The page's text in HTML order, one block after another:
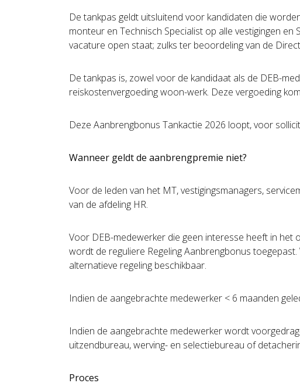
De tankpas geldt uitsluitend voor kandidaten die
monteur en Technisch Specialist op alle vestigingen en
vacature open staat; zulks ter beoordeling van de
De tankpas is, zowel voor de kandidaat als de DEB-
reiskostenvergoeding woon-werk. Deze vergoeding
Deze Aanbrengbonus Tankactie 2026 loopt, voor
Wanneer geldt de aanbrengpremie niet?
Voor de leden van het MT, vestigingsmanagers,
van de afdeling HR.
Voor DEB-medewerker die geen interesse heeft in het
wordt de reguliere Regeling Aanbrengbonus
alternatieve regeling beschikbaar.
Indien de aangebrachte medewerker < 6 maanden
Indien de aangebrachte medewerker wordt
uitzendbureau, werving- en selectiebureau of
Proces